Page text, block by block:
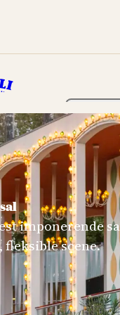
Billetter
imponerende
fleksible scene.